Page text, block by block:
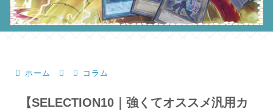
ホーム コラム
【SELECTION10｜強くてオススメ汎用カ